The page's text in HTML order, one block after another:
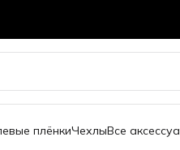
плёнкиЧехлыВсе